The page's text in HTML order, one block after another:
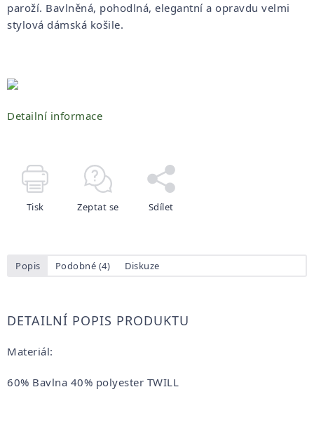
paroží. Bavlněná, pohodlná, elegantní a opravdu velmi
stylová dámská košile.
Detailní informace
Tisk Zeptat se Sdílet
Popis Podobné (4) Diskuze
DETAILNÍ POPIS PRODUKTU
Materiál:
60% Bavlna 40% polyester TWILL